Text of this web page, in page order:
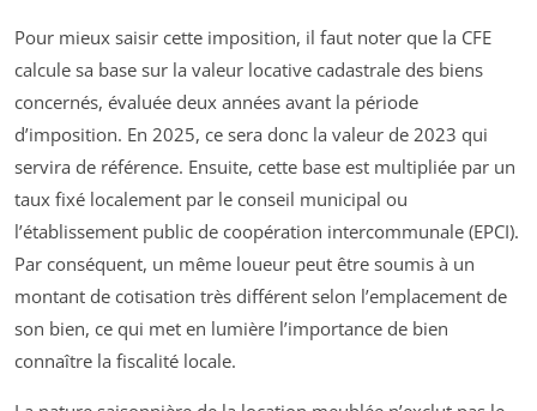
Pour mieux saisir cette imposition, il faut noter que la CFE
calcule sa base sur la valeur locative cadastrale des biens
concernés, évaluée deux années avant la période
d’imposition. En 2025, ce sera donc la valeur de 2023 qui
servira de référence. Ensuite, cette base est multipliée par un
taux fixé localement par le conseil municipal ou
l’établissement public de coopération intercommunale (EPCI).
Par conséquent, un même loueur peut être soumis à un
montant de cotisation très différent selon l’emplacement de
son bien, ce qui met en lumière l’importance de bien
connaître la fiscalité locale.